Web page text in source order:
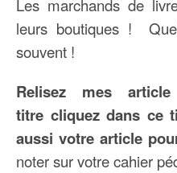
Les marchands de
leurs boutiques !
souvent !
Relisez mes
titre cliquez dans ce
aussi votre article
noter sur votre cahier